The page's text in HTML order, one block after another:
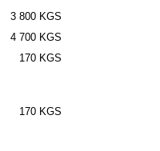
3 800 KGS
4 700 KGS
170 KGS
170 KGS